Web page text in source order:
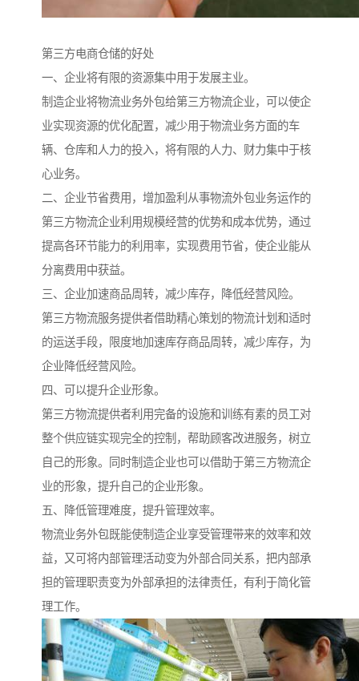
第三方电商仓储的好处
一、企业将有限的资源集中用于发展主业。
制造企业将物流业务外包给第三方物流企业，可以使企
业实现资源的优化配置，减少用于物流业务方面的车
辆、仓库和人力的投入，将有限的人力、财力集中于核
心业务。
二、企业节省费用，增加盈利从事物流外包业务运作的
第三方物流企业利用规模经营的优势和成本优势，通过
提高各环节能力的利用率，实现费用节省，使企业能从
分离费用中获益。
三、企业加速商品周转，减少库存，降低经营风险。
第三方物流服务提供者借助精心策划的物流计划和适时
的运送手段，限度地加速库存商品周转，减少库存，为
企业降低经营风险。
四、可以提升企业形象。
第三方物流提供者利用完备的设施和训练有素的员工对
整个供应链实现完全的控制，帮助顾客改进服务，树立
自己的形象。同时制造企业也可以借助于第三方物流企
业的形象，提升自己的企业形象。
五、降低管理难度，提升管理效率。
物流业务外包既能使制造企业享受管理带来的效率和效
益，又可将内部管理活动变为外部合同关系，把内部承
担的管理职责变为外部承担的法律责任，有利于简化管
理工作。